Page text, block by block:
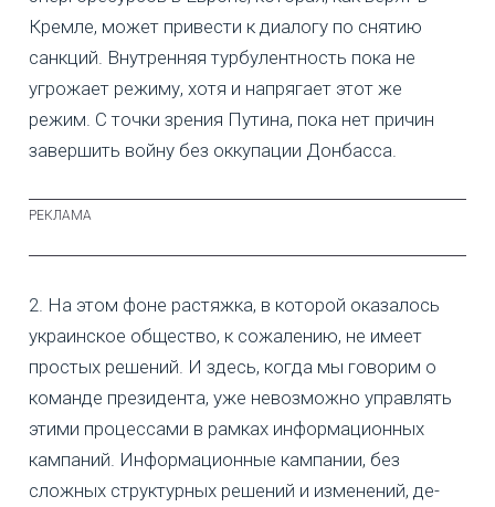
Кремле, может привести к диалогу по снятию
санкций. Внутренняя турбулентность пока не
угрожает режиму, хотя и напрягает этот же
режим. С точки зрения Путина, пока нет причин
завершить войну без оккупации Донбасса.
2. На этом фоне растяжка, в которой оказалось
украинское общество, к сожалению, не имеет
простых решений. И здесь, когда мы говорим о
команде президента, уже невозможно управлять
этими процессами в рамках информационных
кампаний. Информационные кампании, без
сложных структурных решений и изменений, де-